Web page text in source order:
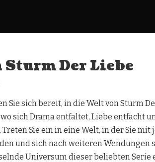
Der Liebe
Sie sich bereit, in die Welt von Sturm
sich Drama entfaltet, Liebe entfacht
Sie ein in eine Welt, in der Sie mit
und sich nach weiteren Wendungen
Universum dieser beliebten Serie